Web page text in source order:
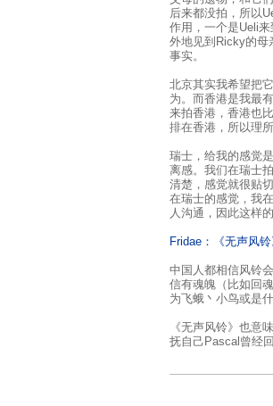
后来都没拍，所以
作用，一个是Ueli
外地见到Ricky的母
事实。
北京其实我希望把
为。而香港是我最
来拍香港，香港也
排在香港，所以理
瑞士，给我的感觉
离感。我们在瑞士
清楚，感觉就很贴
在瑞士的感觉，我
人沟通，因此这样
Fridae：《无声风
中国人都相信风铃
信有魂魄（比如回
为飞蛾丶小鸟或是
《无声风铃》也意
抚自己Pascal曾经